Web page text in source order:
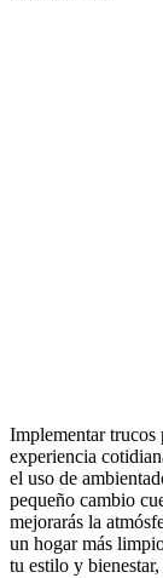
Implementar trucos
experiencia
el uso de
pequeño cambio
mejorarás la
un hogar más
tu estilo y